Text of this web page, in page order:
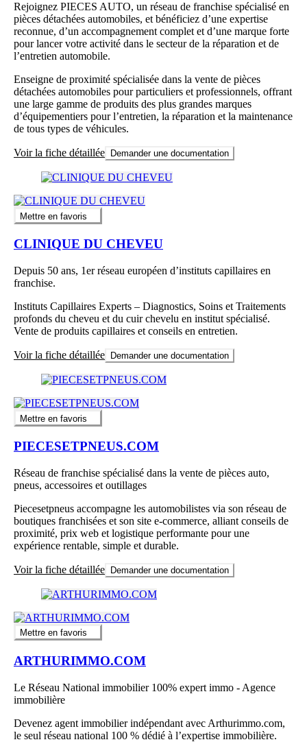
Rejoignez PIECES AUTO, un réseau de franchise spécialisé en
pièces détachées automobiles, et bénéficiez d’une expertise
reconnue, d’un accompagnement complet et d’une marque forte
pour lancer votre activité dans le secteur de la réparation et de
l’entretien automobile.
Enseigne de proximité spécialisée dans la vente de pièces
détachées automobiles pour particuliers et professionnels, offrant
une large gamme de produits des plus grandes marques
d’équipementiers pour l’entretien, la réparation et la maintenance
de tous types de véhicules.
Voir la fiche détaillée Demander une documentation
Mettre en favoris
CLINIQUE DU CHEVEU
Depuis 50 ans, 1er réseau européen d’instituts capillaires en
franchise.
Instituts Capillaires Experts – Diagnostics, Soins et Traitements
profonds du cheveu et du cuir chevelu en institut spécialisé.
Vente de produits capillaires et conseils en entretien.
Voir la fiche détaillée Demander une documentation
Mettre en favoris
PIECESETPNEUS.COM
Réseau de franchise spécialisé dans la vente de pièces auto,
pneus, accessoires et outillages
Piecesetpneus accompagne les automobilistes via son réseau de
boutiques franchisées et son site e-commerce, alliant conseils de
proximité, prix web et logistique performante pour une
expérience rentable, simple et durable.
Voir la fiche détaillée Demander une documentation
Mettre en favoris
ARTHURIMMO.COM
Le Réseau National immobilier 100% expert immo - Agence
immobilière
Devenez agent immobilier indépendant avec Arthurimmo.com,
le seul réseau national 100 % dédié à l’expertise immobilière.